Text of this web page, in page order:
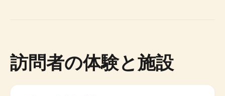
訪問者の体験と施設